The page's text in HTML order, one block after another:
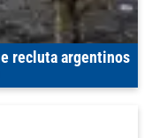
recluta argentinos